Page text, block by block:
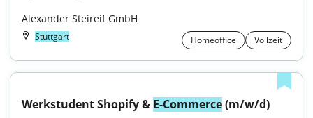
Alexander Steireif GmbH
Stuttgart Homeoffice Vollzeit
Werkstudent Shopify & E-Commerce (m/w/d)